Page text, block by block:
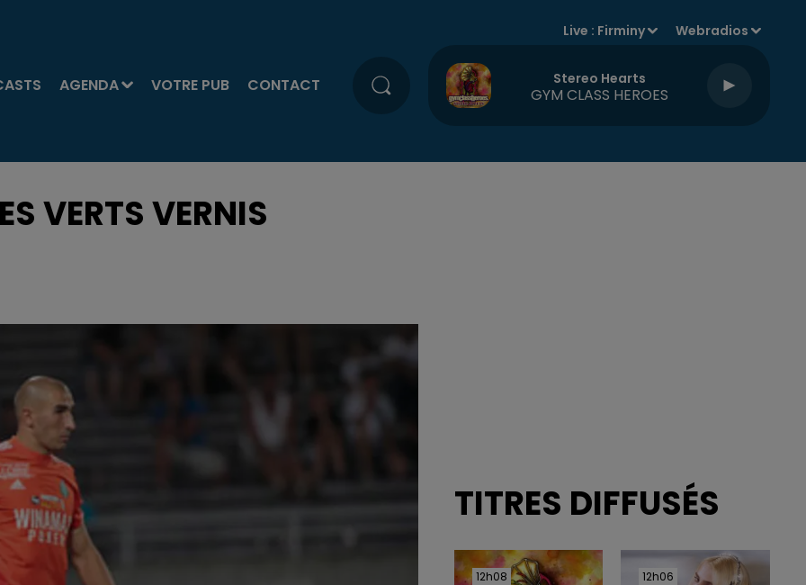
AGENDA VOTRE PUB CONTACT
Live : Firminy Webradios
Stereo Hearts
GYM CLASS HEROES
VERTS VERNIS
TITRES DIFFUSÉS
12h08
12h08 12h06
12h06